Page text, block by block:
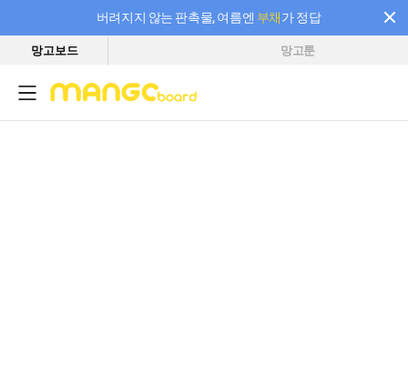
버려지지 않는 판촉물, 여름엔 부채가 정답
필요한 만큼 충전하고 끊김 없이 작업하세요! 새로워진 AI 부스터 요금제
망고보드 망고툰